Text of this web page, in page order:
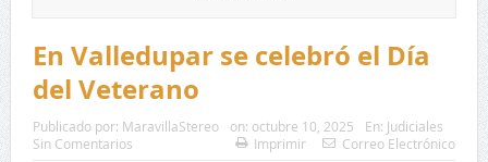
En Valledupar se celebró el Día
del Veterano
Publicado por: MaravillaStereo on: octubre 10, 2025 En: Judiciales
Sin Comentarios
Imprimir Correo Electrónico